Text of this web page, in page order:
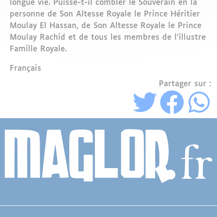
longue vie. Puisse-t-il combler le Souverain en la
personne de Son Altesse Royale le Prince Héritier
Moulay El Hassan, de Son Altesse Royale le Prince
Moulay Rachid et de tous les membres de l’illustre
Famille Royale.
Langue
Français
Partager sur :